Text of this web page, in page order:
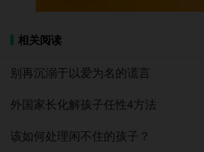
儿童经常托腮，会使腮部受压，久
童牙齿的正常发育。
而且，养成托腮的不良习惯后，坐
问题分析：
相关阅读
别再沉溺于以爱为名的谎言
外国家长化解孩子任性4方法
该如何处理闲不住的孩子？